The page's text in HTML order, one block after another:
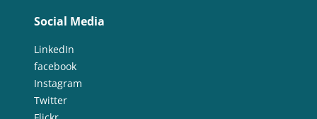
Social Media
LinkedIn
facebook
Instagram
Twitter